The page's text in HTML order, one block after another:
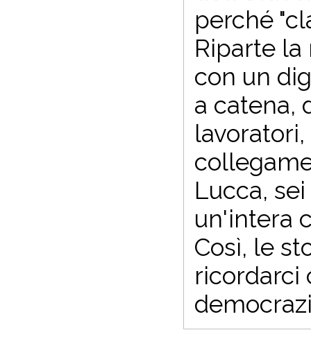
perché
Riparte
con un
a catena,
Lucca,
un'intera
Così, le
ricordarci